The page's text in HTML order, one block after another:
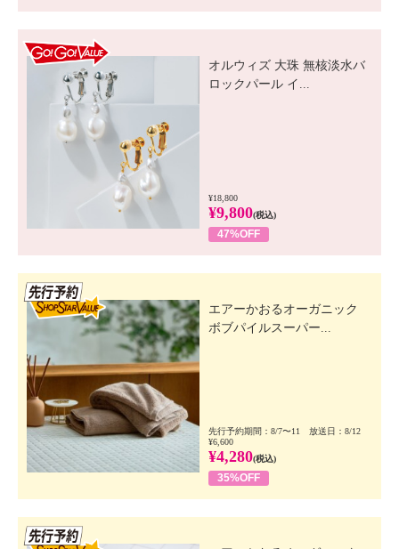
オルウィズ 大珠 無核淡水バ
ロックパール イ...
¥18,800
¥9,800(税込)
47%OFF
エアーかおるオーガニック
ボブパイルスーパー...
先行予約期間：8/7〜11 放送日：8/12
¥6,600
¥4,280(税込)
35%OFF